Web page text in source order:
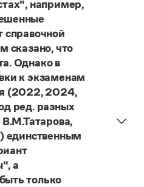
и пунктуации
курс
слова
языке
терминов
и пунктуации
например,
справочной
сказано, что
Однако в
к экзаменам
(2022, 2024,
ред. разных
единственным
а
только